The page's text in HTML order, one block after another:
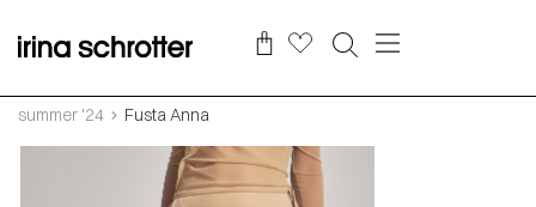
summer '24 Fusta Anna